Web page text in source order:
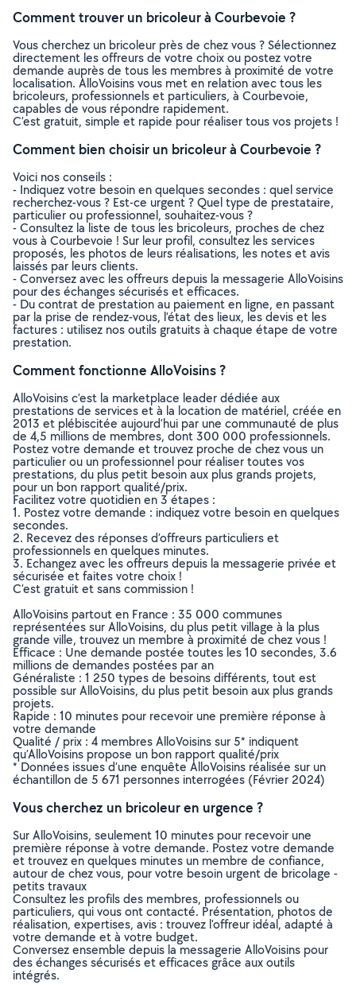
Comment trouver un bricoleur à Courbevoie ?
Vous cherchez un bricoleur près de chez vous ? Sélectionnez
directement les offreurs de votre choix ou postez votre
demande auprès de tous les membres à proximité de votre
localisation. AlloVoisins vous met en relation avec tous les
bricoleurs, professionnels et particuliers, à Courbevoie,
capables de vous répondre rapidement.
C’est gratuit, simple et rapide pour réaliser tous vos projets !
Comment bien choisir un bricoleur à Courbevoie ?
Voici nos conseils :
- Indiquez votre besoin en quelques secondes : quel service
recherchez-vous ? Est-ce urgent ? Quel type de prestataire,
particulier ou professionnel, souhaitez-vous ?
- Consultez la liste de tous les bricoleurs, proches de chez
vous à Courbevoie ! Sur leur profil, consultez les services
proposés, les photos de leurs réalisations, les notes et avis
laissés par leurs clients.
- Conversez avec les offreurs depuis la messagerie AlloVoisins
pour des échanges sécurisés et efficaces.
- Du contrat de prestation au paiement en ligne, en passant
par la prise de rendez-vous, l’état des lieux, les devis et les
factures : utilisez nos outils gratuits à chaque étape de votre
prestation.
Comment fonctionne AlloVoisins ?
AlloVoisins c’est la marketplace leader dédiée aux
prestations de services et à la location de matériel, créée en
2013 et plébiscitée aujourd’hui par une communauté de plus
de 4,5 millions de membres, dont 300 000 professionnels.
Postez votre demande et trouvez proche de chez vous un
particulier ou un professionnel pour réaliser toutes vos
prestations, du plus petit besoin aux plus grands projets,
pour un bon rapport qualité/prix.
Facilitez votre quotidien en 3 étapes :
1. Postez votre demande : indiquez votre besoin en quelques
secondes.
2. Recevez des réponses d’offreurs particuliers et
professionnels en quelques minutes.
3. Echangez avec les offreurs depuis la messagerie privée et
sécurisée et faites votre choix !
C’est gratuit et sans commission !
AlloVoisins partout en France : 35 000 communes
représentées sur AlloVoisins, du plus petit village à la plus
grande ville, trouvez un membre à proximité de chez vous !
Efficace : Une demande postée toutes les 10 secondes, 3.6
millions de demandes postées par an
Généraliste : 1 250 types de besoins différents, tout est
possible sur AlloVoisins, du plus petit besoin aux plus grands
projets.
Rapide : 10 minutes pour recevoir une première réponse à
votre demande
Qualité / prix : 4 membres AlloVoisins sur 5* indiquent
qu’AlloVoisins propose un bon rapport qualité/prix
* Données issues d’une enquête AlloVoisins réalisée sur un
échantillon de 5 671 personnes interrogées (Février 2024)
Vous cherchez un bricoleur en urgence ?
Sur AlloVoisins, seulement 10 minutes pour recevoir une
première réponse à votre demande. Postez votre demande
et trouvez en quelques minutes un membre de confiance,
autour de chez vous, pour votre besoin urgent de bricolage -
petits travaux
Consultez les profils des membres, professionnels ou
particuliers, qui vous ont contacté. Présentation, photos de
réalisation, expertises, avis : trouvez l'offreur idéal, adapté à
votre demande et à votre budget.
Conversez ensemble depuis la messagerie AlloVoisins pour
des échanges sécurisés et efficaces grâce aux outils
intégrés.